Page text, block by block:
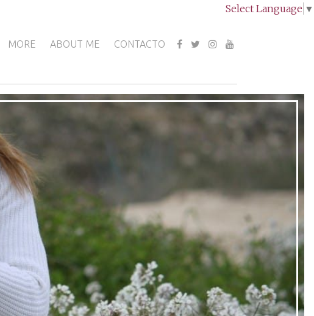
Select Language ▼
MORE ABOUT ME CONTACTO